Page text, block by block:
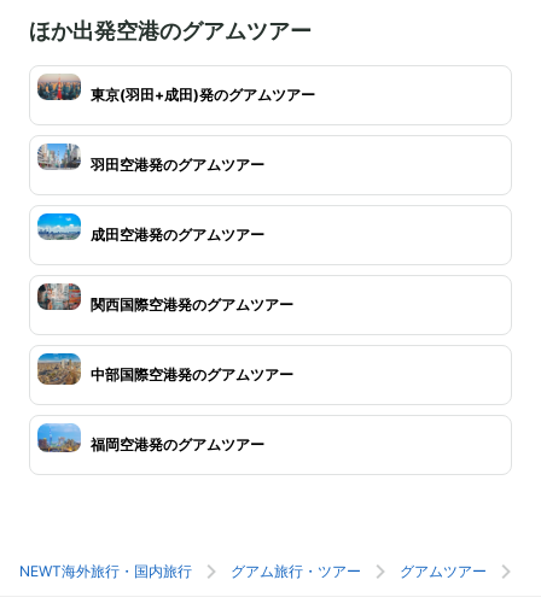
ほか出発空港のグアムツアー
東京(羽田+成田)発のグアムツアー
羽田空港発のグアムツアー
成田空港発のグアムツアー
関西国際空港発のグアムツアー
中部国際空港発のグアムツアー
福岡空港発のグアムツアー
NEWT海外旅行・国内旅行 グアム旅行・ツアー グアムツアー